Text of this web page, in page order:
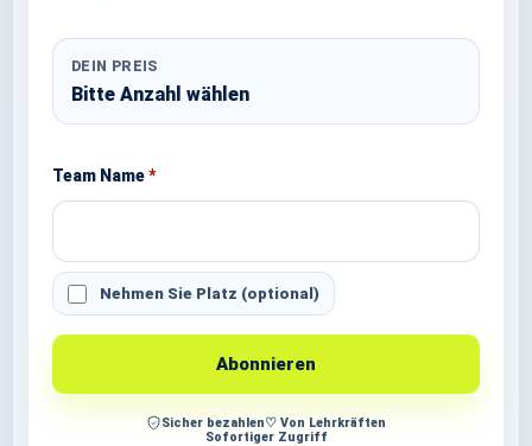
DEIN PREIS
Bitte Anzahl wählen
Team Name*
Nehmen Sie Platz (optional)
Abonnieren
Sicher bezahlen♡ Von Lehrkräften
Sofortiger Zugriff